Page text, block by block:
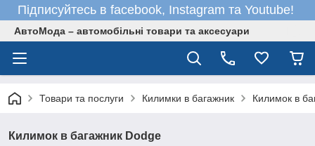
Підписуйтесь в facebook, Instagram та Youtube!
АвтоМода – автомобільні товари та аксесуари
Товари та послуги Килимки в багажник Килимок в
Килимок в багажник Dodge